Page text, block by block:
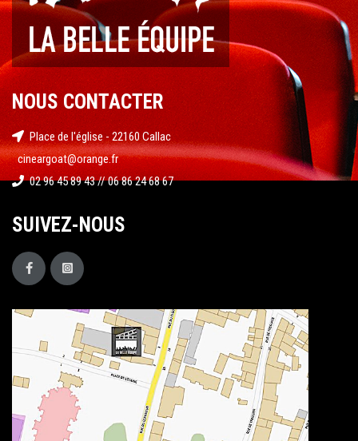
NOUS CONTACTER
Place de l'église - 22160 Callac
cineargoat@orange.fr
02 96 45 89 43 // 06 86 24 68 67
SUIVEZ-NOUS